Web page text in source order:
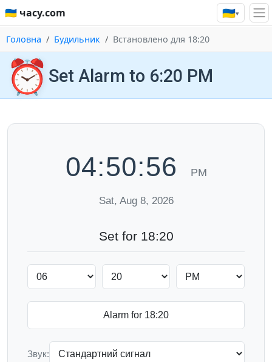
🇺🇦 часу.com 🇺🇦▾
Головна Будильник Встановлено для 18:20
⏰ Set Alarm to 6:20 PM
04:50:56 PM
Sat, Aug 8, 2026
Set for 18:20
Звук: